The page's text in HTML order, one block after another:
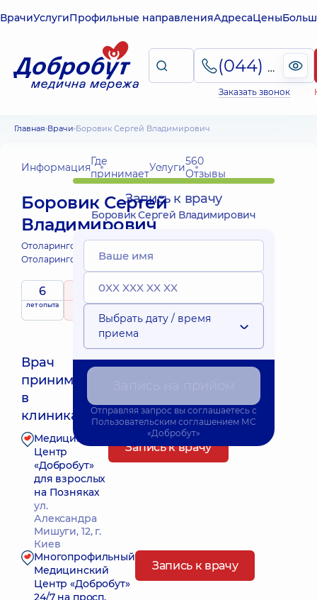
ВрачиУслугиПрофильные направленияАдресаЦены
(044) 495-2-888
Заказать звонок
Главная Врачи Боровик Сергей Владимирович
ИнформацияГде
принимаетУслуги560
Отзывы
Боровик Сергей
Владимирович
Отоларинголог;
Отоларинголог детский;
6
лет опыта
5 / 5
рейтингна основе
560 Отзывы
принимает
детей
Врач
принимает
в
клиниках:
Медицинский
Центр
«Добробут»
для взрослых
на Позняках
ул.
Александра
Мишуги, 12, г.
Киев
Запись к врачу
Многопрофильный
Медицинский
Центр «Добробут»
24/7 на просп.
Запись к врачу
Запись к врачу
Боровик Сергей Владимирович
Выбрать дату / время
приема
Отправляя запрос вы соглашаетесь с
Пользовательским соглашением МС
«Добробут»